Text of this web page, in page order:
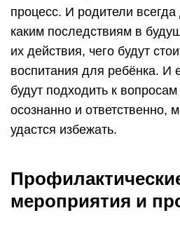
процесс. И родители
каким последствиям в
их действия, чего будут
воспитания для ребёнка. И
будут подходить к
осознанно и ответственно,
удастся избежать.
мероприятия и